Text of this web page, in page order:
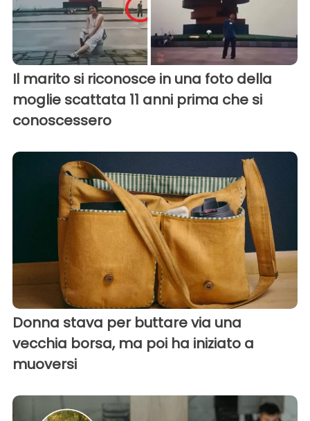
Il marito si riconosce in una foto della
moglie scattata 11 anni prima che si
conoscessero
Donna stava per buttare via una
vecchia borsa, ma poi ha iniziato a
muoversi